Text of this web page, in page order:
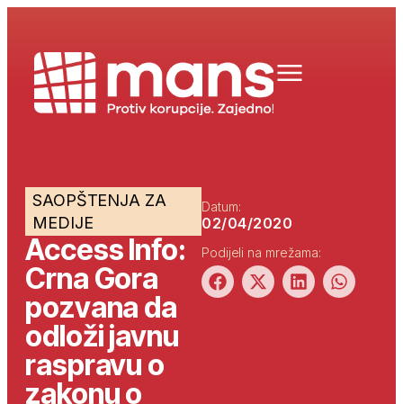
SAOPŠTENJA ZA
MEDIJE
Access Info:
Crna Gora
pozvana da
odloži javnu
raspravu o
zakonu o
Datum:
02/04/2020
Podijeli na mrežama: